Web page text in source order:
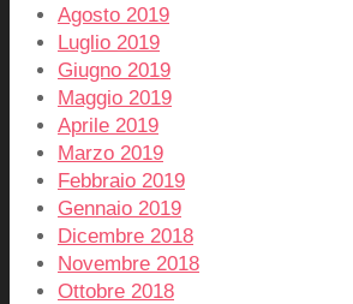
Agosto 2019
Luglio 2019
Giugno 2019
Maggio 2019
Aprile 2019
Marzo 2019
Febbraio 2019
Gennaio 2019
Dicembre 2018
Novembre 2018
Ottobre 2018